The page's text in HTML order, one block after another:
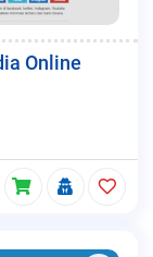
Online